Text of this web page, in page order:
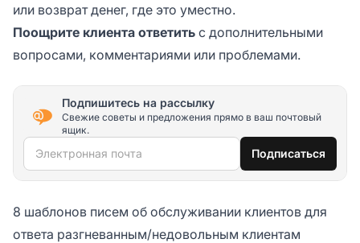
или возврат денег, где это уместно.
Поощрите клиента ответить с дополнительными
вопросами, комментариями или проблемами.
Подпишитесь на рассылку
Свежие советы и предложения прямо в ваш почтовый
ящик.
Электронная почта Подписаться
8 шаблонов писем об обслуживании клиентов для
ответа разгневанным/недовольным клиентам